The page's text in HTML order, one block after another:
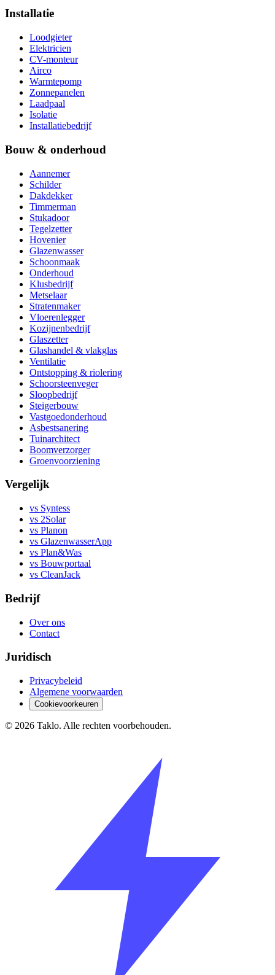
Installatie
Loodgieter
Elektricien
CV-monteur
Airco
Warmtepomp
Zonnepanelen
Laadpaal
Isolatie
Installatiebedrijf
Bouw & onderhoud
Aannemer
Schilder
Dakdekker
Timmerman
Stukadoor
Tegelzetter
Hovenier
Glazenwasser
Schoonmaak
Onderhoud
Klusbedrijf
Metselaar
Stratenmaker
Vloerenlegger
Kozijnenbedrijf
Glaszetter
Glashandel & vlakglas
Ventilatie
Ontstopping & riolering
Schoorsteenveger
Sloopbedrijf
Steigerbouw
Vastgoedonderhoud
Asbestsanering
Tuinarchitect
Boomverzorger
Groenvoorziening
Vergelijk
vs Syntess
vs 2Solar
vs Planon
vs GlazenwasserApp
vs Plan&Was
vs Bouwportaal
vs CleanJack
Bedrijf
Over ons
Contact
Juridisch
Privacybeleid
Algemene voorwaarden
Cookievoorkeuren
© 2026 Taklo. Alle rechten voorbehouden.